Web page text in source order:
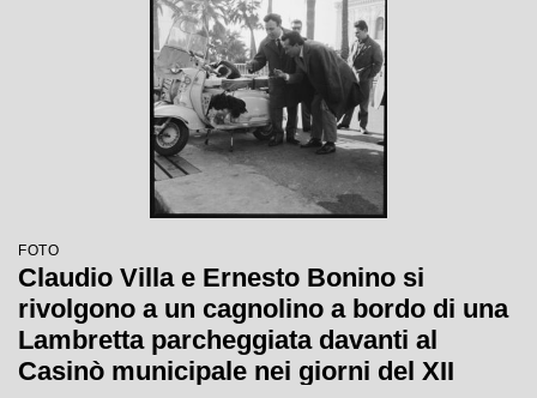
FOTO
Claudio Villa e Ernesto Bonino si
rivolgono a un cagnolino a bordo di una
Lambretta parcheggiata davanti al
Casinò municipale nei giorni del XII